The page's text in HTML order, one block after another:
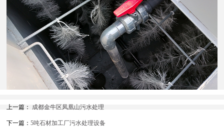
上一篇： 成都金牛区凤凰山污水处理
下一篇：5吨石材加工厂污水处理设备